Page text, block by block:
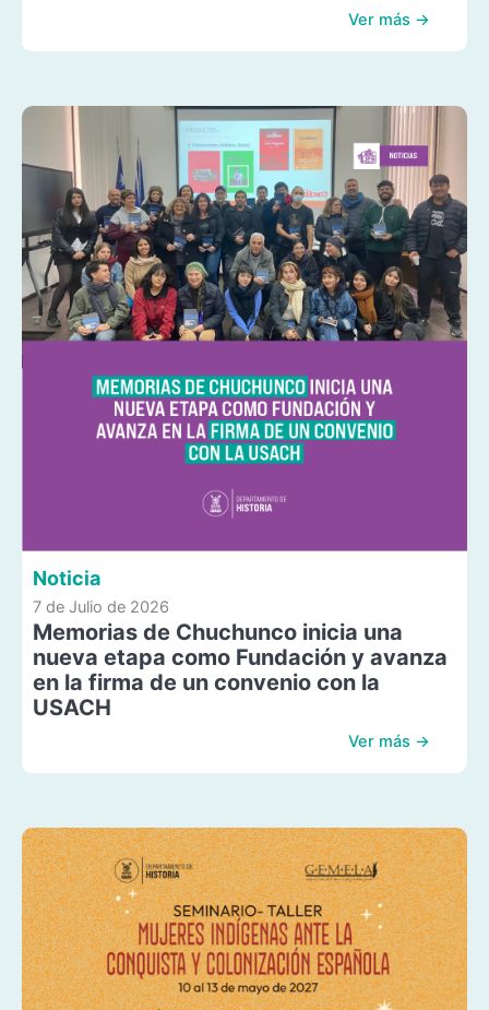
Ver más →
Noticia
7 de Julio de 2026
Memorias de Chuchunco inicia una
nueva etapa como Fundación y avanza
en la firma de un convenio con la
USACH
Ver más →